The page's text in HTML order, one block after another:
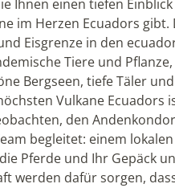
Ihnen einen tiefen
im Herzen Ecuadors gibt.
Eisgrenze in den
Tiere und
Bergseen, tiefe Täler
Vulkane Ecuadors
den
begleitet: einem
Pferde und Ihr Gepäck
werden dafür sorgen,